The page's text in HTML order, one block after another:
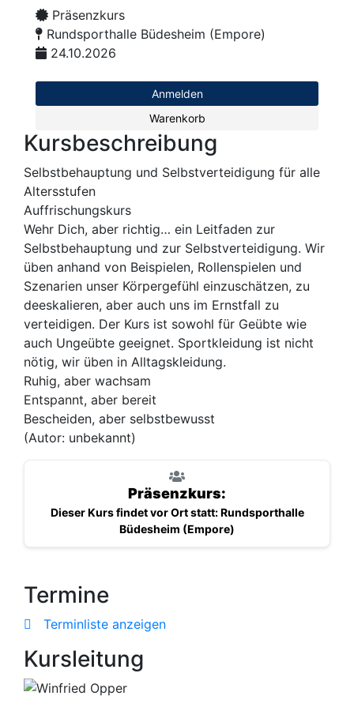
Präsenzkurs
Rundsporthalle Büdesheim (Empore)
24.10.2026
Anmelden
Warenkorb
Kursbeschreibung
Selbstbehauptung und Selbstverteidigung für alle
Altersstufen
Auffrischungskurs
Wehr Dich, aber richtig… ein Leitfaden zur
Selbstbehauptung und zur Selbstverteidigung. Wir
üben anhand von Beispielen, Rollenspielen und
Szenarien unser Körpergefühl einzuschätzen, zu
deeskalieren, aber auch uns im Ernstfall zu
verteidigen. Der Kurs ist sowohl für Geübte wie
auch Ungeübte geeignet. Sportkleidung ist nicht
nötig, wir üben in Alltagskleidung.
Ruhig, aber wachsam
Entspannt, aber bereit
Bescheiden, aber selbstbewusst
(Autor: unbekannt)
Präsenzkurs:
Dieser Kurs findet vor Ort statt: Rundsporthalle
Büdesheim (Empore)
Termine
Terminliste anzeigen
Kursleitung